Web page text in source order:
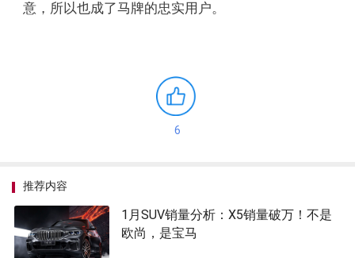
意，所以也成了马牌的忠实用户。
6
推荐内容
1月SUV销量分析：X5销量破万！不是
欧尚，是宝马